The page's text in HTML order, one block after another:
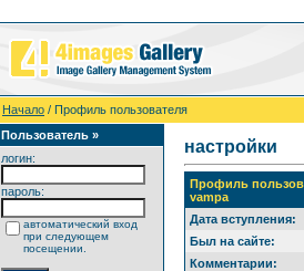
Начало / Профиль пользователя
Пользователь »
логин:
пароль:
автоматический вход
при следующем
посещении.
настройки
Профиль
vampa
Дата вступления:
Был на сайте:
Комментарии: